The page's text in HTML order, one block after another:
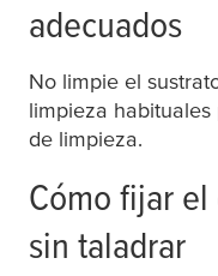
adecuados
No limpie el
limpieza
de limpieza.
Cómo fijar
sin taladrar